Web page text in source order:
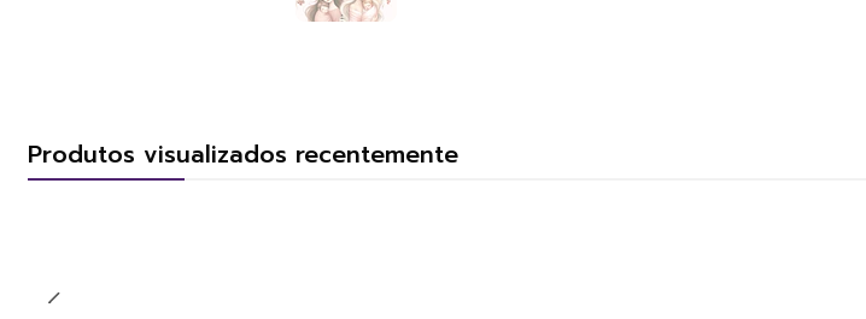
Produtos visualizados recentemente